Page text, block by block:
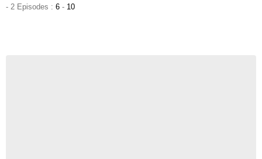
- 2 Episodes : 6 - 10